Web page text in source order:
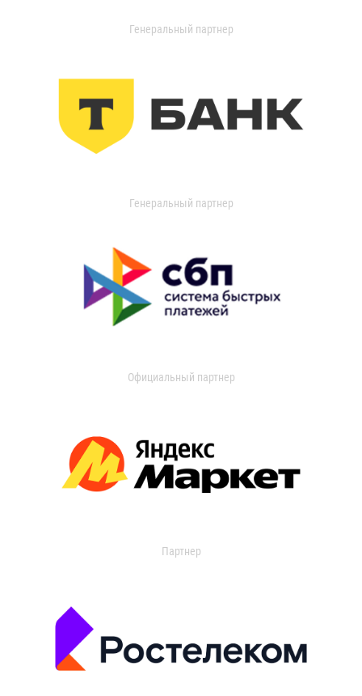
Генеральный партнер
Генеральный партнер
Официальный партнер
Партнер